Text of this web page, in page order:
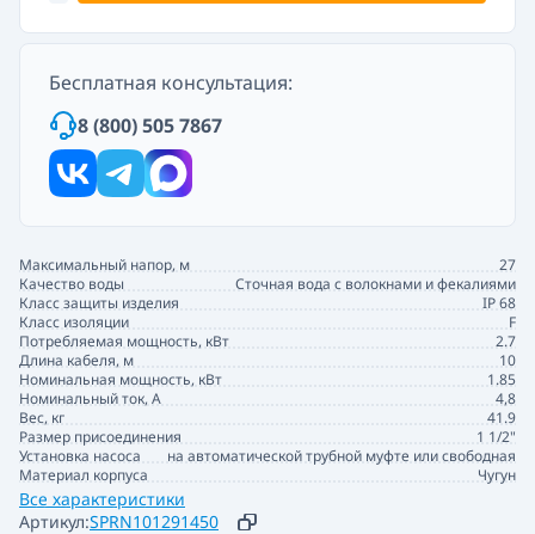
Артикул:SPRN101291450
Максимальный напор, м
27
Качество воды
Сточная вода с волокнами и фекалиями
Класс защиты изделия
IP 68
Класс изоляции
F
Потребляемая мощность, кВт
2.7
Длина кабеля, м
10
Номинальная мощность, кВт
1.85
Номинальный ток, А
4,8
Вес, кг
41.9
Размер присоединения
1 1/2"
Установка насоса
на автоматической трубной муфте или свободная
Материал корпуса
Чугун
Все характеристики
Бесплатная консультация:
8 (800) 505 7867